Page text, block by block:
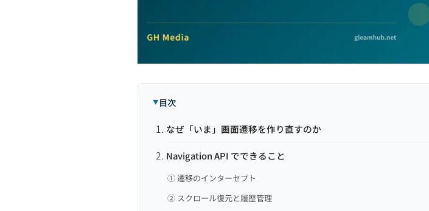
目次
なぜ「いま」画面遷移を作り直すのか
Navigation API でできること
① 遷移のインターセプト
② スクロール復元と履歴管理